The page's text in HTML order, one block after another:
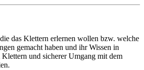
das Klettern erlernen wollen bzw. welche
gemacht haben und ihr Wissen in
und sicherer Umgang mit dem